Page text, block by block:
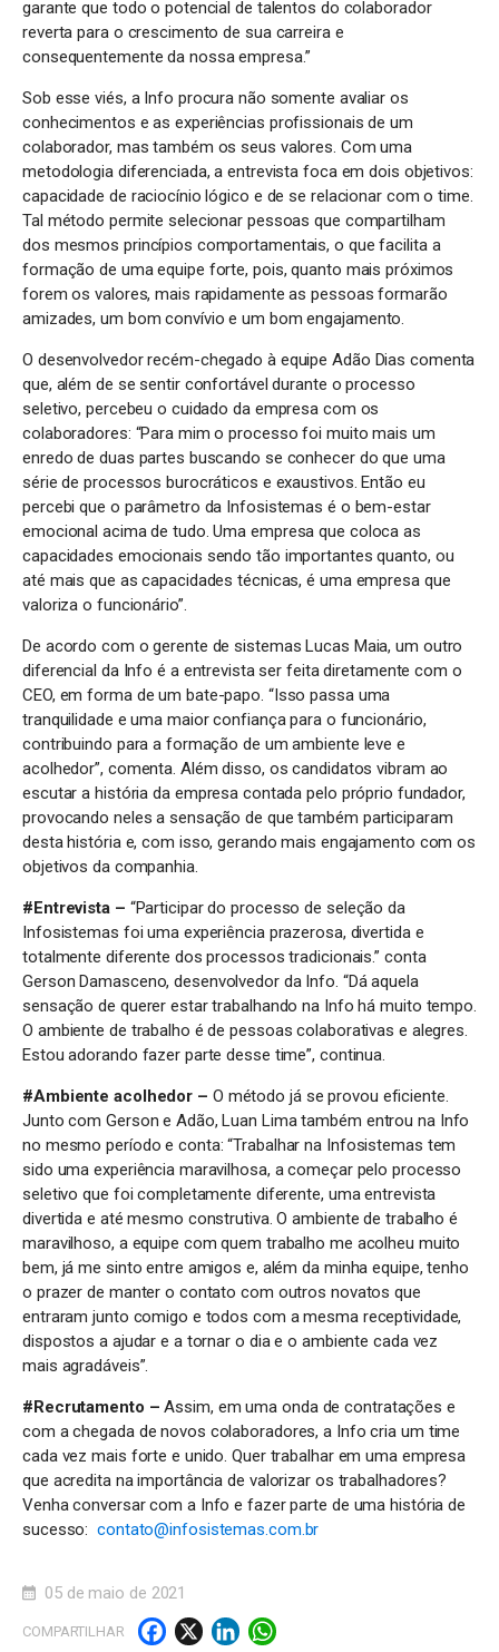
garante que todo o potencial de talentos do colaborador
reverta para o crescimento de sua carreira e
consequentemente da nossa empresa.”
Sob esse viés, a Info procura não somente avaliar os
conhecimentos e as experiências profissionais de um
colaborador, mas também os seus valores. Com uma
metodologia diferenciada, a entrevista foca em dois objetivos:
capacidade de raciocínio lógico e de se relacionar com o time.
Tal método permite selecionar pessoas que compartilham
dos mesmos princípios comportamentais, o que facilita a
formação de uma equipe forte, pois, quanto mais próximos
forem os valores, mais rapidamente as pessoas formarão
amizades, um bom convívio e um bom engajamento.
O desenvolvedor recém-chegado à equipe Adão Dias comenta
que, além de se sentir confortável durante o processo
seletivo, percebeu o cuidado da empresa com os
colaboradores: “Para mim o processo foi muito mais um
enredo de duas partes buscando se conhecer do que uma
série de processos burocráticos e exaustivos. Então eu
percebi que o parâmetro da Infosistemas é o bem-estar
emocional acima de tudo. Uma empresa que coloca as
capacidades emocionais sendo tão importantes quanto, ou
até mais que as capacidades técnicas, é uma empresa que
valoriza o funcionário”.
De acordo com o gerente de sistemas Lucas Maia, um outro
diferencial da Info é a entrevista ser feita diretamente com o
CEO, em forma de um bate-papo. “Isso passa uma
tranquilidade e uma maior confiança para o funcionário,
contribuindo para a formação de um ambiente leve e
acolhedor”, comenta. Além disso, os candidatos vibram ao
escutar a história da empresa contada pelo próprio fundador,
provocando neles a sensação de que também participaram
desta história e, com isso, gerando mais engajamento com os
objetivos da companhia.
#Entrevista – “Participar do processo de seleção da
Infosistemas foi uma experiência prazerosa, divertida e
totalmente diferente dos processos tradicionais.” conta
Gerson Damasceno, desenvolvedor da Info. “Dá aquela
sensação de querer estar trabalhando na Info há muito tempo.
O ambiente de trabalho é de pessoas colaborativas e alegres.
Estou adorando fazer parte desse time”, continua.
#Ambiente acolhedor – O método já se provou eficiente.
Junto com Gerson e Adão, Luan Lima também entrou na Info
no mesmo período e conta: “Trabalhar na Infosistemas tem
sido uma experiência maravilhosa, a começar pelo processo
seletivo que foi completamente diferente, uma entrevista
divertida e até mesmo construtiva. O ambiente de trabalho é
maravilhoso, a equipe com quem trabalho me acolheu muito
bem, já me sinto entre amigos e, além da minha equipe, tenho
o prazer de manter o contato com outros novatos que
entraram junto comigo e todos com a mesma receptividade,
dispostos a ajudar e a tornar o dia e o ambiente cada vez
mais agradáveis”.
#Recrutamento –Assim, em uma onda de contratações e
com a chegada de novos colaboradores, a Info cria um time
cada vez mais forte e unido. Quer trabalhar em uma empresa
que acredita na importância de valorizar os trabalhadores?
Venha conversar com a Info e fazer parte de uma história de
sucesso:contato@infosistemas.com.br
05 de maio de 2021
COMPARTILHAR
F X Li W